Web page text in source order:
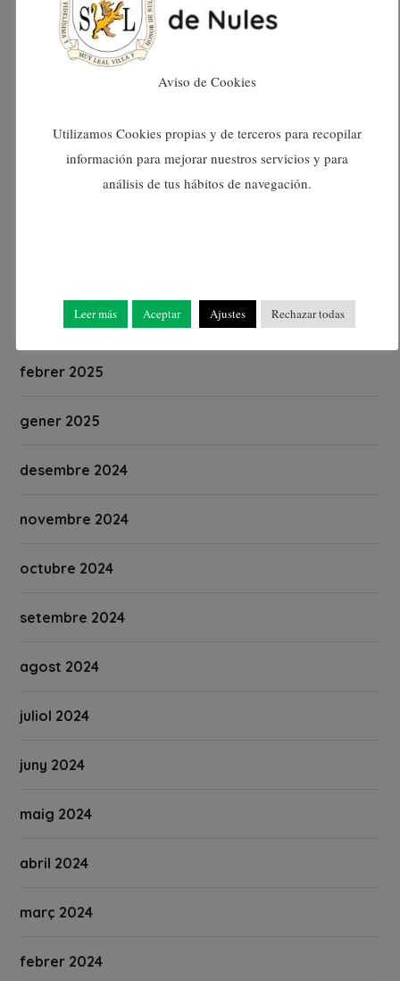
setembre 2025
juliol 2025
març 2025
febrer 2025
gener 2025
desembre 2024
novembre 2024
octubre 2024
setembre 2024
agost 2024
juliol 2024
juny 2024
maig 2024
abril 2024
març 2024
febrer 2024
Aviso de Cookies
Utilizamos Cookies propias y de terceros para recopilar
información para mejorar nuestros servicios y para
análisis de tus hábitos de navegación.
Leer más Aceptar Ajustes Rechazar todas